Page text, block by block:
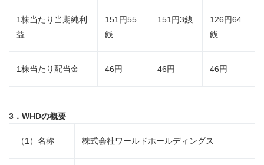
1株当たり当期純利
益
151円55
銭
151円3銭
126円64
銭
1株当たり配当金 46円 46円 46円
3．WHDの概要
（1）名称 株式会社ワールドホールディングス